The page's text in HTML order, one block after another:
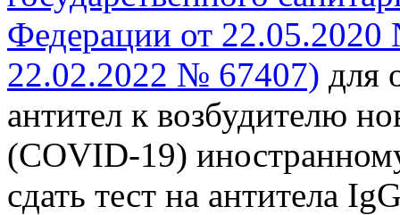
Федерации от 22.05.2020
22.02.2022 № 67407) для
антител к возбудителю
(COVID-19)
сдать тест на антитела